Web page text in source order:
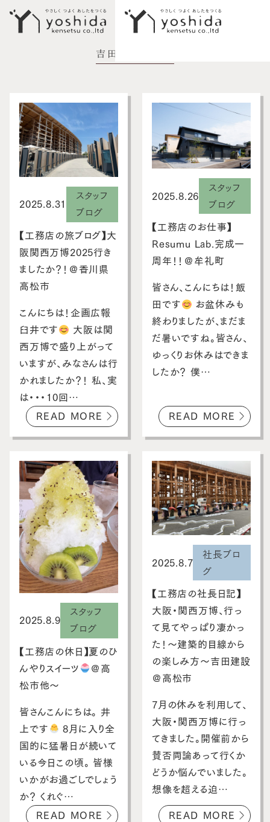
イベント情報
施工事例
性能向上リノベーション
不動産情報
モデルハウス
スタッフブログ
お客さまの声
お問い合わせ・資料請求
吉田建設ブログ
2025.8.31
スタッフ
ブログ
【工務店の旅ブログ】大
阪関西万博2025行き
ましたか？！＠香川県
高松市
こんにちは！企画広報
臼井です
大阪は関
西万博で盛り上がって
いますが、みなさんは行
かれましたか？！ 私、実
は・・・10回…
READ MORE
2025.8.26
スタッフ
ブログ
【工務店のお仕事】
Resumu Lab.完成一
周年！！＠牟礼町
皆さん、こんにちは！飯
田です
お盆休みも
終わりましたが、まだま
だ暑いですね。皆さん、
ゆっくりお休みはできま
したか？ 僕…
READ MORE
2025.8.9
スタッフ
ブログ
【工務店の休日】夏のひ
んやりスイーツ
＠高
松市他～
皆さんこんにちは。 井
上です
8月に入り全
国的に猛暑日が続いて
いる今日この頃。 皆様
いかがお過ごしでしょう
か？ くれぐ…
READ MORE
2025.8.7
社長ブロ
グ
【工務店の社長日記】
大阪・関西万博、行っ
て見てやっぱり凄かっ
た！～建築的目線から
の楽しみ方～吉田建設
＠高松市
7月の休みを利用して、
大阪・関西万博に行っ
てきました。開催前から
賛否両論あって行くか
どうか悩んでいました。
想像を超える迫…
READ MORE